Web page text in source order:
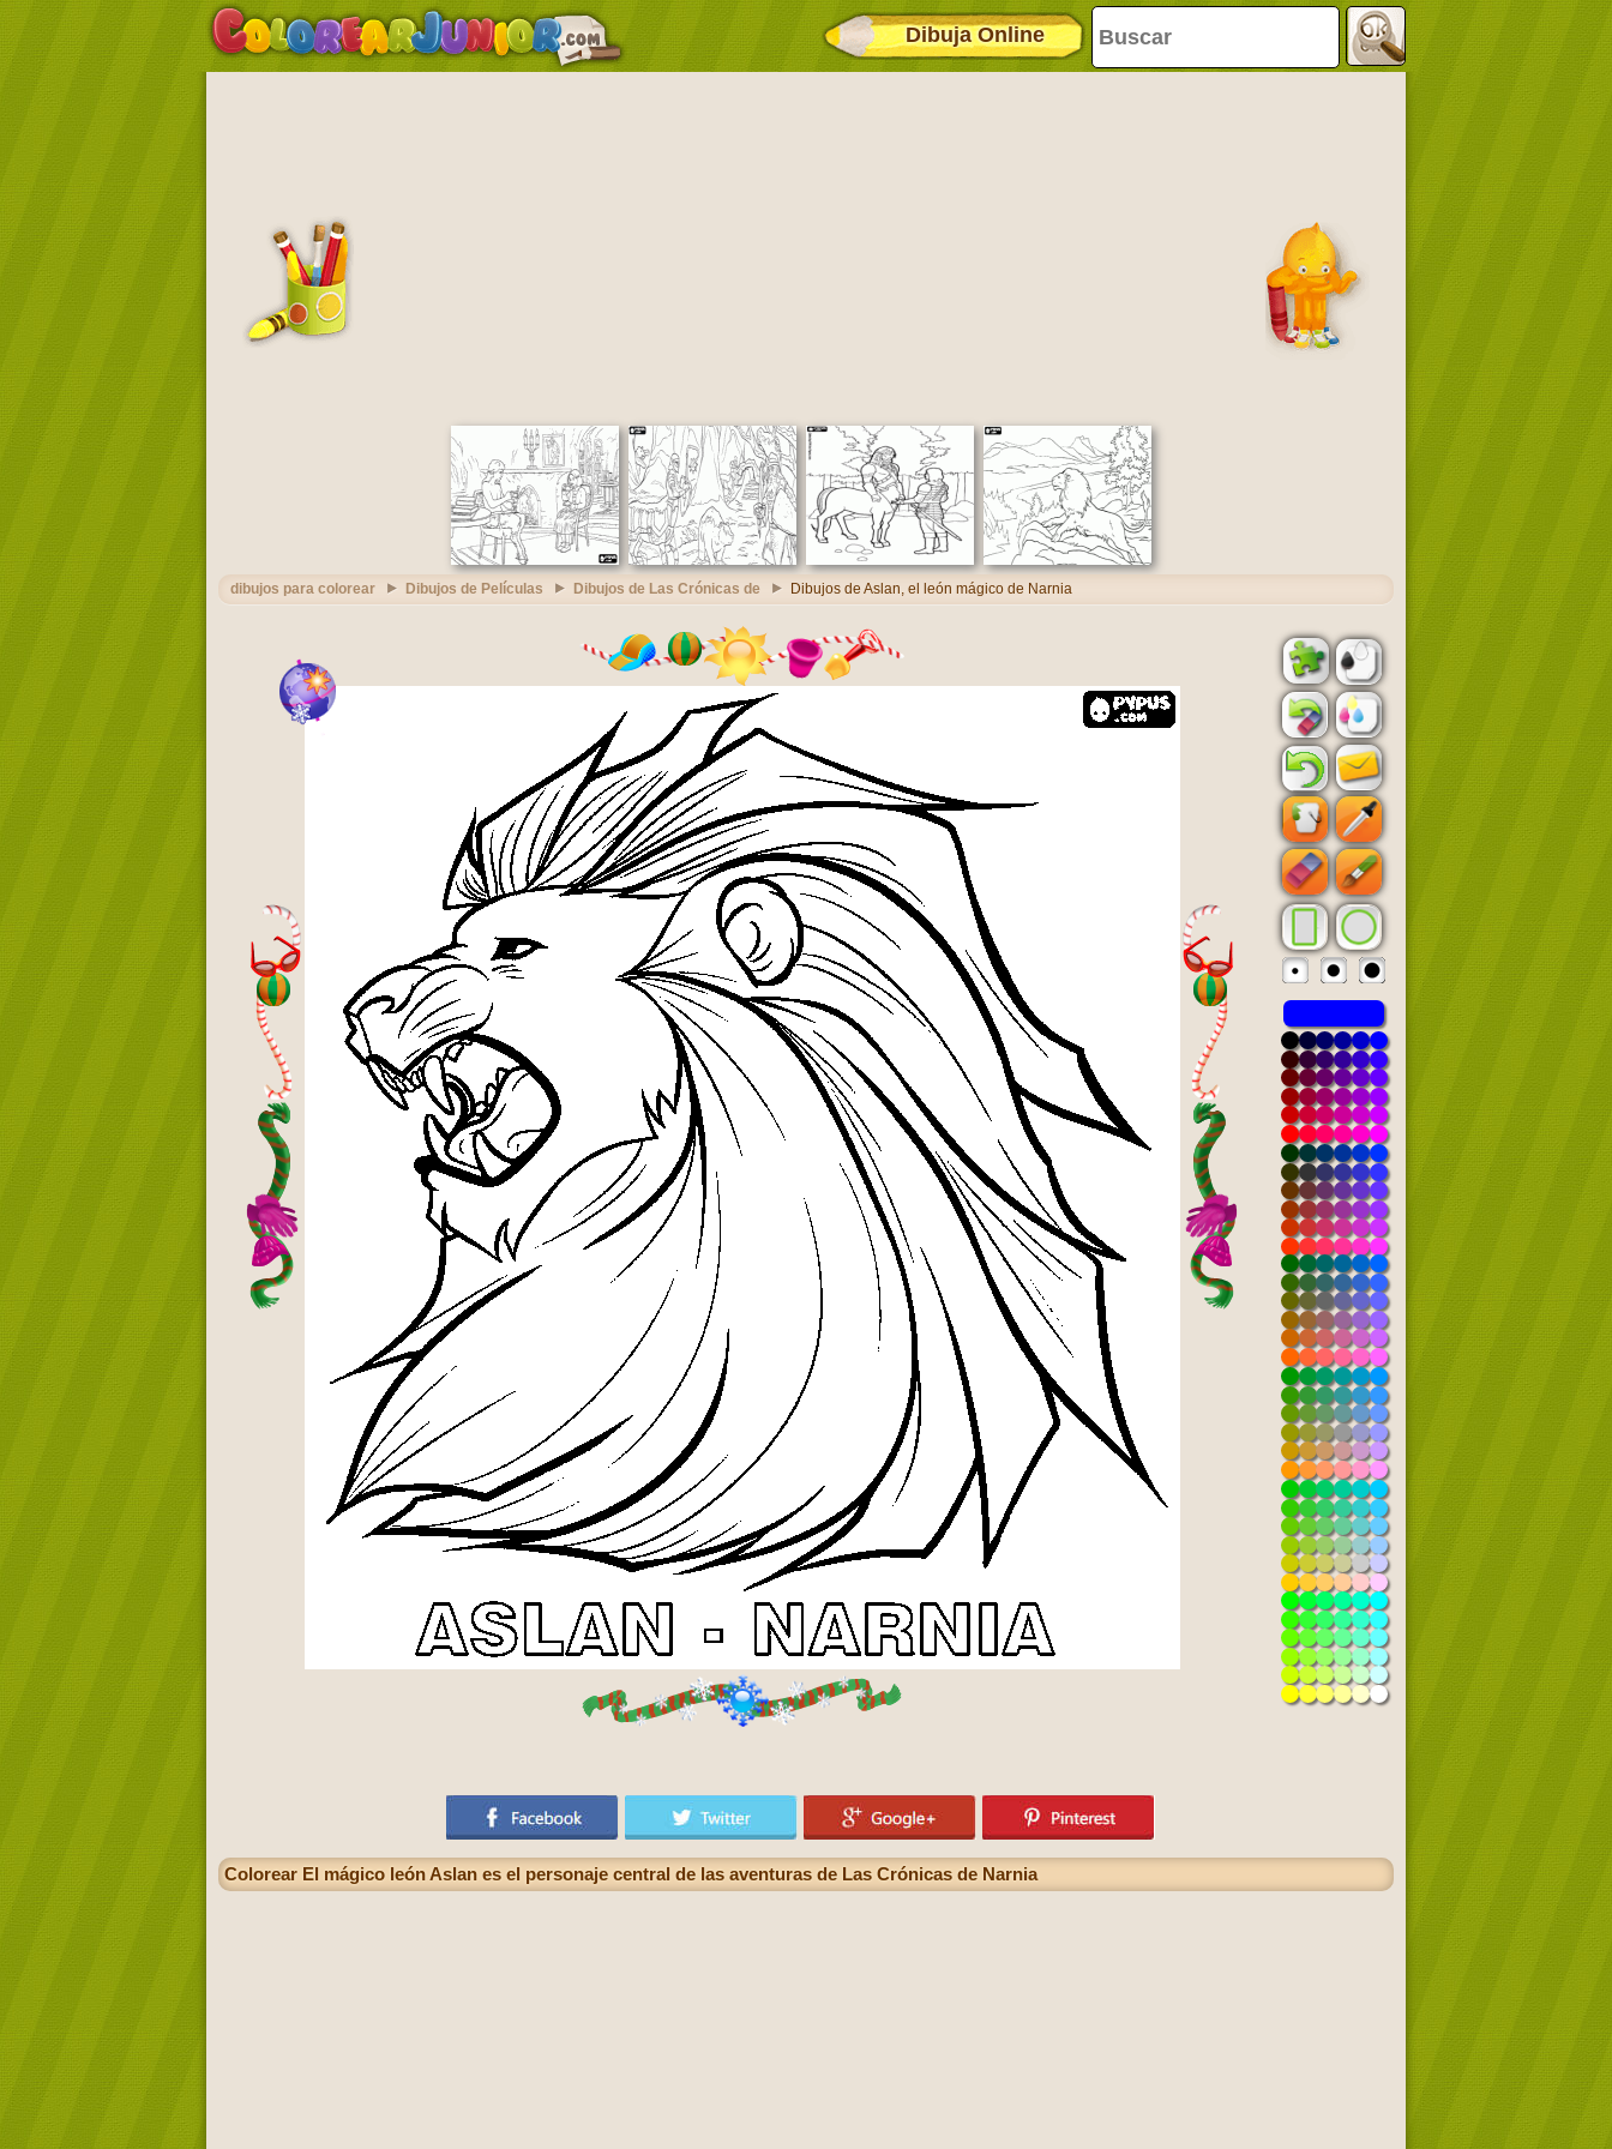
Dibuja Online
dibujos para colorear Dibujos de Películas Dibujos de Las Crónicas de Dibujos de Aslan, el león mágico de Narnia
Colorear El mágico león Aslan es el personaje central de las aventuras de Las Crónicas de Narnia